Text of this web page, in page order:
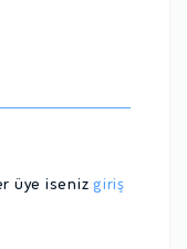
üye iseniz giriş